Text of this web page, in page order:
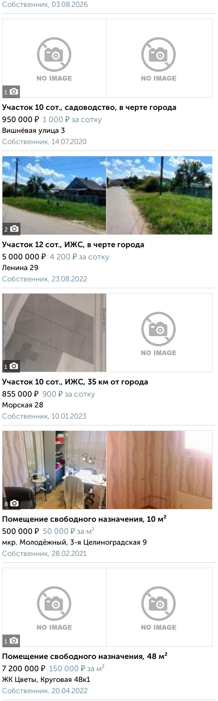
Собственник, 03.08.2026
1
Участок 10 сот., садоводство, в черте города
950 000 ₽ 1 000 ₽ за сотку
Вишнёвая улица 3
Собственник, 14.07.2020
2
Участок 12 сот., ИЖС, в черте города
5 000 000 ₽ 4 200 ₽ за сотку
Ленина 29
Собственник, 23.08.2022
1
Участок 10 сот., ИЖС, 35 км от города
855 000 ₽ 900 ₽ за сотку
Морская 28
Собственник, 10.01.2023
8
Помещение свободного назначения, 10 м²
500 000 ₽ 50 000 ₽ за м²
мкр. Молодёжный, 3-я Целиноградская 9
Собственник, 28.02.2021
1
Помещение свободного назначения, 48 м²
7 200 000 ₽ 150 000 ₽ за м²
ЖК Цветы, Круговая 4Вк1
Собственник, 20.04.2022